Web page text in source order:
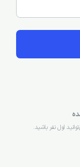
اول نفر باشید.